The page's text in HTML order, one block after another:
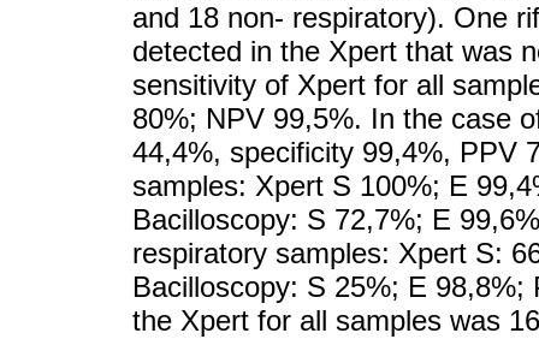
and 18 non- respiratory). One
detected in the Xpert that was
sensitivity of Xpert for all
80%; NPV 99,5%. In the case
44,4%, specificity 99,4%, PPV
samples: Xpert S 100%; E
Bacilloscopy: S 72,7%; E
respiratory samples: Xpert S:
Bacilloscopy: S 25%; E
the Xpert for all samples was